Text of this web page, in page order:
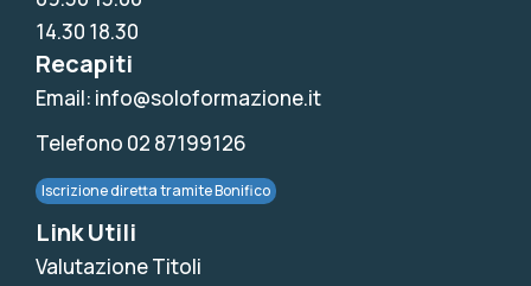
14.30 18.30
Recapiti
Email: info@soloformazione.it
Telefono 02 87199126
Iscrizione diretta tramite Bonifico
Link Utili
Valutazione Titoli